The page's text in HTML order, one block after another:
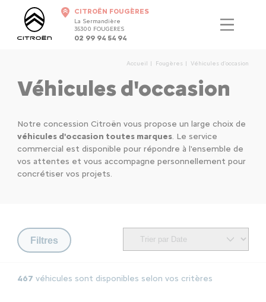
CITROËN FOUGÈRES
La Sermandière
35300 FOUGERES
02 99 94 54 94
Accueil Fougères Véhicules d'occasion
Véhicules d'occasion
Notre concession Citroën vous propose un large choix de
véhicules d'occasion toutes marques. Le service
commercial est disponible pour répondre à l'ensemble de
vos attentes et vous accompagne personnellement pour
concrétiser vos projets.
Filtres
467 véhicules sont disponibles selon vos critères